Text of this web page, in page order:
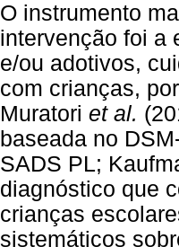
O instrumento
intervenção foi a
e/ou adotivos,
com crianças,
Muratori et al.
baseada no
SADS PL;
diagnóstico que
crianças
sistemáticos